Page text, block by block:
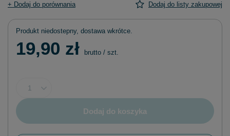
+ Dodaj do porównania Dodaj do listy zakupowej
Produkt niedostepny, dostawa wkrótce
19,90 zł brutto / szt.
Dodaj do koszyka